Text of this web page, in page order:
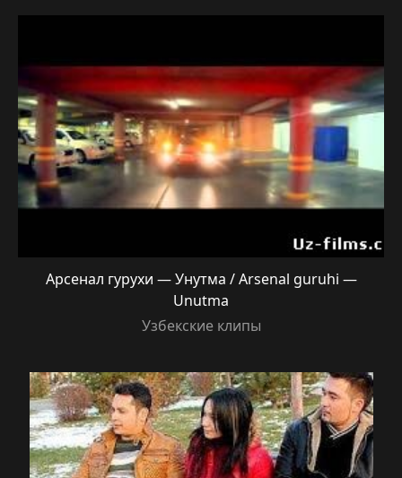
Арсенал гурухи — Унутма / Arsenal guruhi —
Unutma
Узбекские клипы